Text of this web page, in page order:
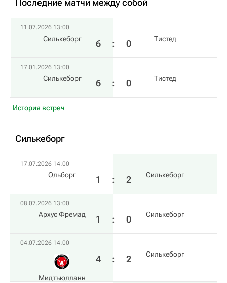
Последние матчи между собой
11.07.2026 13:00
Силькеборг 6 : 0 Тистед
17.01.2026 13:00
Силькеборг 6 : 0 Тистед
История встреч
Силькеборг
17.07.2026 14:00
Ольборг 1 : 2 Силькеборг
08.07.2026 13:00
Архус Фремад 1 : 0 Силькеборг
04.07.2026 14:00
Мидтъюлланн
4 : 2 Силькеборг